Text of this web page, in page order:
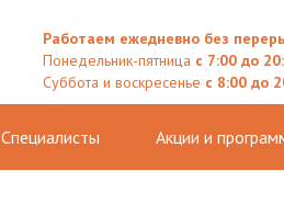
Работаем ежедневно без
Понедельник-пятница с 7:00 до
Суббота и воскресенье с 8:00 до
Специалисты Акции и